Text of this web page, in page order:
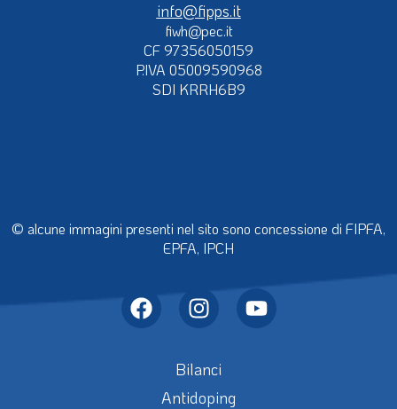
info@fipps.it
fiwh@pec.it
CF 97356050159
P.IVA 05009590968
SDI KRRH6B9
© alcune immagini presenti nel sito sono concessione di FIPFA,
EPFA, IPCH
Bilanci
Antidoping